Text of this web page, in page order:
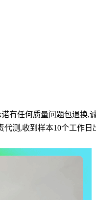
有任何质量问题包退换,
测,收到样本10个工作日